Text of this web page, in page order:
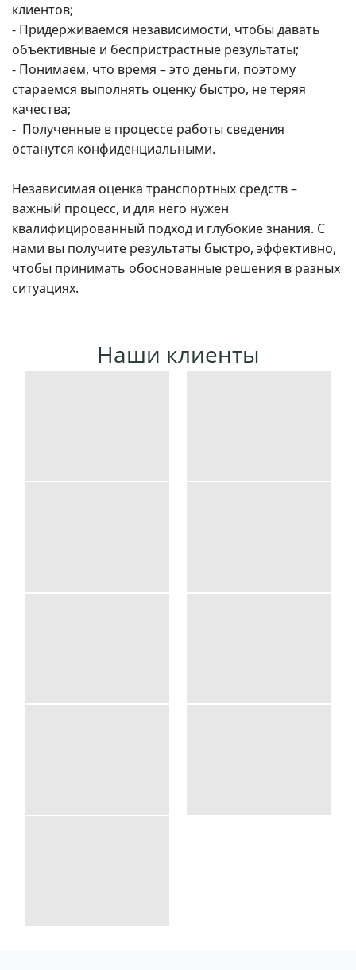
клиентов;
- Придерживаемся независимости, чтобы давать
объективные и беспристрастные результаты;
- Понимаем, что время – это деньги, поэтому
стараемся выполнять оценку быстро, не теряя
качества;
- Полученные в процессе работы сведения
останутся конфиденциальными.
Независимая оценка транспортных средств –
важный процесс, и для него нужен
квалифицированный подход и глубокие знания. С
нами вы получите результаты быстро, эффективно,
чтобы принимать обоснованные решения в разных
ситуациях.
Наши клиенты